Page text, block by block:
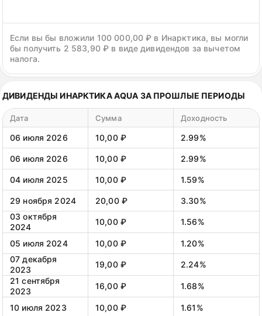
Если вы бы вложили 100 000,00 ₽ в Инарктика, вы могли
бы получить 2 583,90 ₽ в виде дивидендов за вычетом
налога.
ДИВИДЕНДЫ ИНАРКТИКА AQUA ЗА ПРОШЛЫЕ ПЕРИОДЫ
Дата Сумма Доходность
06 июля 2026 10,00 ₽ 2.99%
06 июля 2026 10,00 ₽ 2.99%
04 июля 2025 10,00 ₽ 1.59%
29 ноября 2024 20,00 ₽
3.30%
03 октября
2024
10,00 ₽ 1.56%
05 июля 2024 10,00 ₽
1.20%
07 декабря
2023
19,00 ₽
2.24%
21 сентября
2023
16,00 ₽ 1.68%
10 июля 2023 10,00 ₽ 1.61%